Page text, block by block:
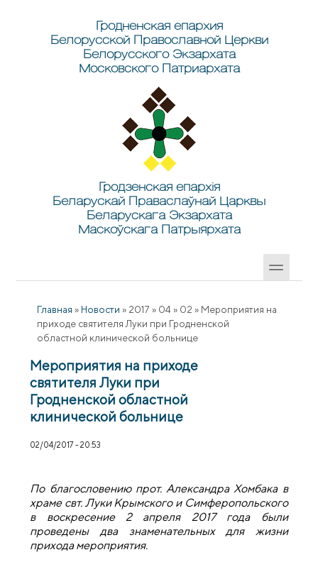
Гродненская епархия
Белорусской Православной Церкви
Белорусского Экзархата
Московского Патриархата
Гродзенская епархія
Беларускай Праваслаўнай Царквы
Беларускага Экзархата
Маскоўскага Патрыярхата
Главная » Новости » 2017 » 04 » 02 » Мероприятия на
приходе святителя Луки при Гродненской
областной клинической больнице
Мероприятия на приходе
святителя Луки при
Гродненской областной
клинической больнице
02/04/2017 - 20:53
По благословению прот. Александра Хомбака в
храме свт. Луки Крымского и Симферопольского
в воскресение 2 апреля 2017 года были
проведены два знаменательных для жизни
прихода мероприятия.